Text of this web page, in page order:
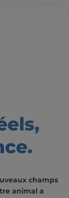
champs
animal a